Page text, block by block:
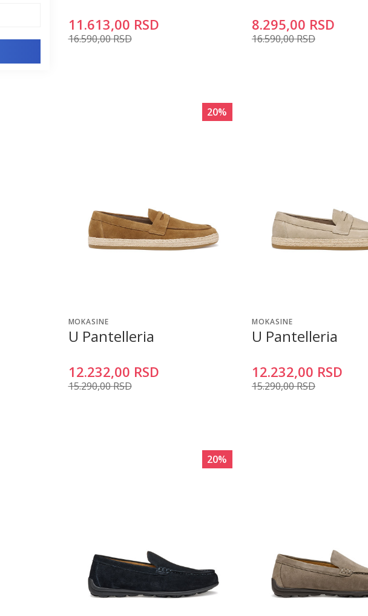
11.613,00 RSD
16.590,00RSD
8.295,00 RSD
16.590,00RSD
20%
MOKASINE
U Pantelleria
12.232,00 RSD
15.290,00RSD
MOKASINE
U Pantelleria
12.232,00 RSD
15.290,00RSD
20%